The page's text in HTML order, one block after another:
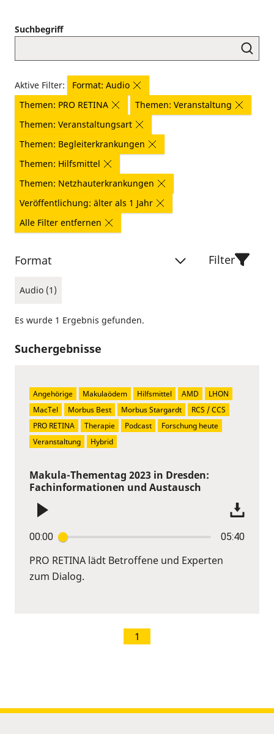
Suchbegriff
Aktive Filter:
Format: Audio
Themen: PRO RETINA
Themen: Veranstaltung
Themen: Veranstaltungsart
Themen: Begleiterkrankungen
Themen: Hilfsmittel
Themen: Netzhauterkrankungen
Veröffentlichung: älter als 1 Jahr
Alle Filter entfernen
Format
Audio (1)
Filter
Es wurde 1 Ergebnis gefunden.
Suchergebnisse
Makula-Thementag 2023 in Dresden:
Fachinformationen und Austausch
00:00 05:40
PRO RETINA lädt Betroffene und Experten
zum Dialog.
Angehörige Makulaödem Hilfsmittel AMD
LHON
MacTel
Morbus Best Morbus Stargardt
RCS / CCS
PRO RETINA
Therapie Podcast
Forschung heute
Veranstaltung
Hybrid
1